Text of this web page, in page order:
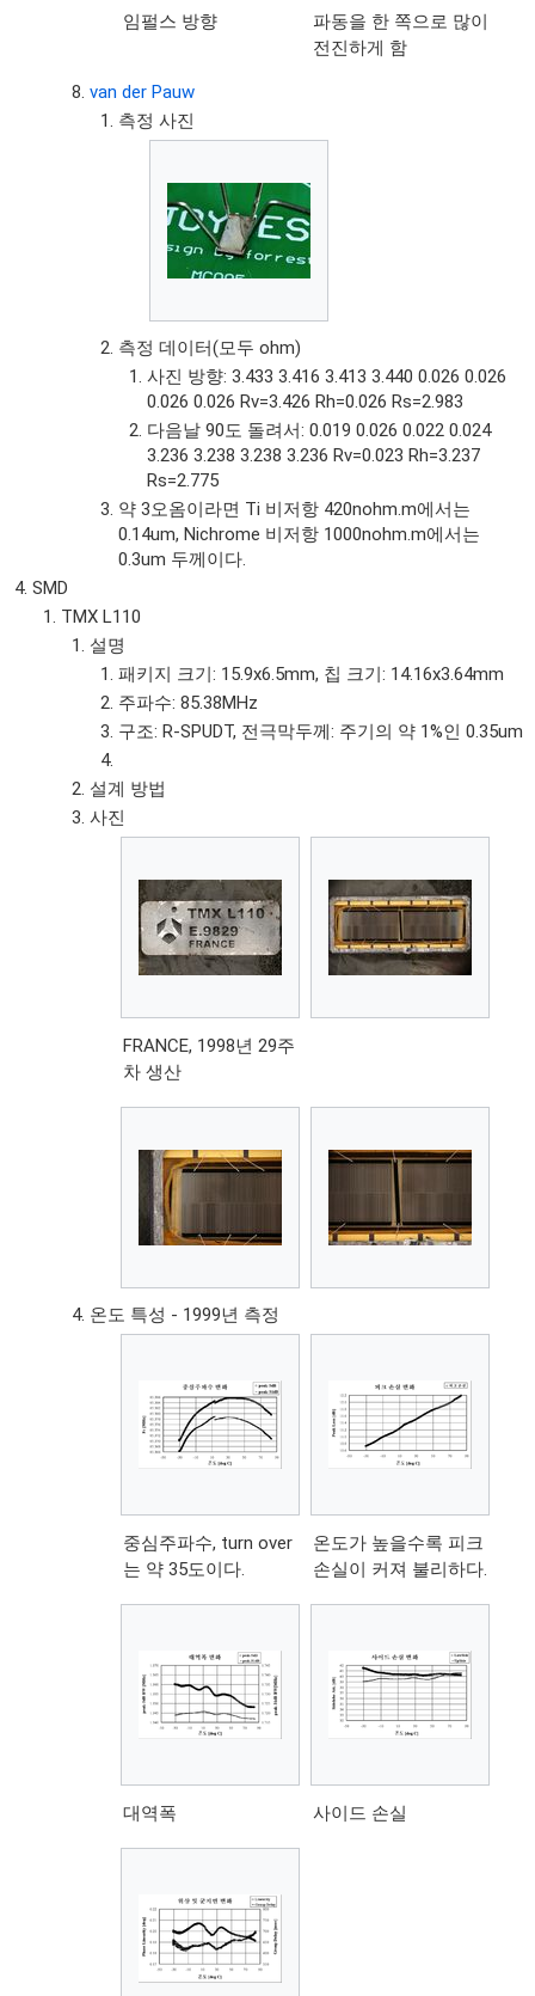
임펄스 방향
파동을 한 쪽으로 많이
전진하게 함
van der Pauw
측정 사진
측정 데이터(모두 ohm)
사진 방향: 3.433 3.416 3.413 3.440 0.026 0.026
0.026 0.026 Rv=3.426 Rh=0.026 Rs=2.983
다음날 90도 돌려서: 0.019 0.026 0.022 0.024
3.236 3.238 3.238 3.236 Rv=0.023 Rh=3.237
Rs=2.775
약 3오옴이라면 Ti 비저항 420nohm.m에서는
0.14um, Nichrome 비저항 1000nohm.m에서는
0.3um 두께이다.
SMD
TMX L110
설명
패키지 크기: 15.9x6.5mm, 칩 크기: 14.16x3.64mm
주파수: 85.38MHz
구조: R-SPUDT, 전극막두께: 주기의 약 1%인 0.35um
설계 방법
사진
FRANCE, 1998년 29주
차 생산
온도 특성 - 1999년 측정
중심주파수, turn over
는 약 35도이다.
온도가 높을수록 피크
손실이 커져 불리하다.
대역폭 사이드 손실